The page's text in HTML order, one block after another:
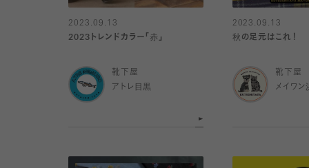
2023.09.13
2023トレンドカラー「赤」
靴下屋
アトレ目黒
2023.09.13
秋の足元はこれ！
靴下屋
メイワ